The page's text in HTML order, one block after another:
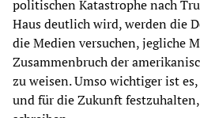
politischen Katastrophe nach
Haus deutlich wird, werden die
die Medien versuchen, jegliche
Zusammenbruch der
zu weisen. Umso wichtiger ist
und für die Zukunft